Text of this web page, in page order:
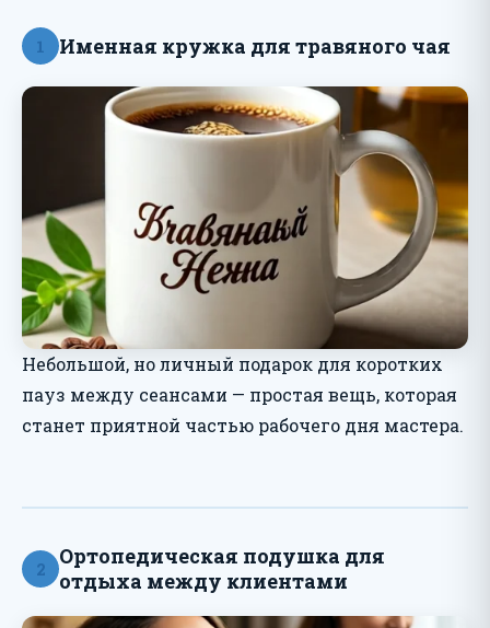
1 Именная кружка для травяного чая
Небольшой, но личный подарок для коротких
пауз между сеансами — простая вещь, которая
станет приятной частью рабочего дня мастера.
2
Ортопедическая подушка для
отдыха между клиентами